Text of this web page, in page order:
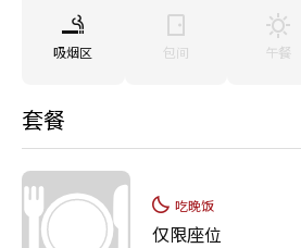
吸烟区 包间 午餐
套餐
吃晚饭
仅限座位